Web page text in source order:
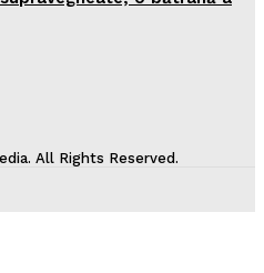
All Rights Reserved.